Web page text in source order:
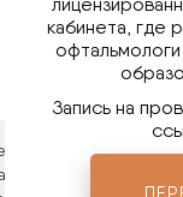
работы сайта.
файлов cookies.
кабинета, где
Запись на